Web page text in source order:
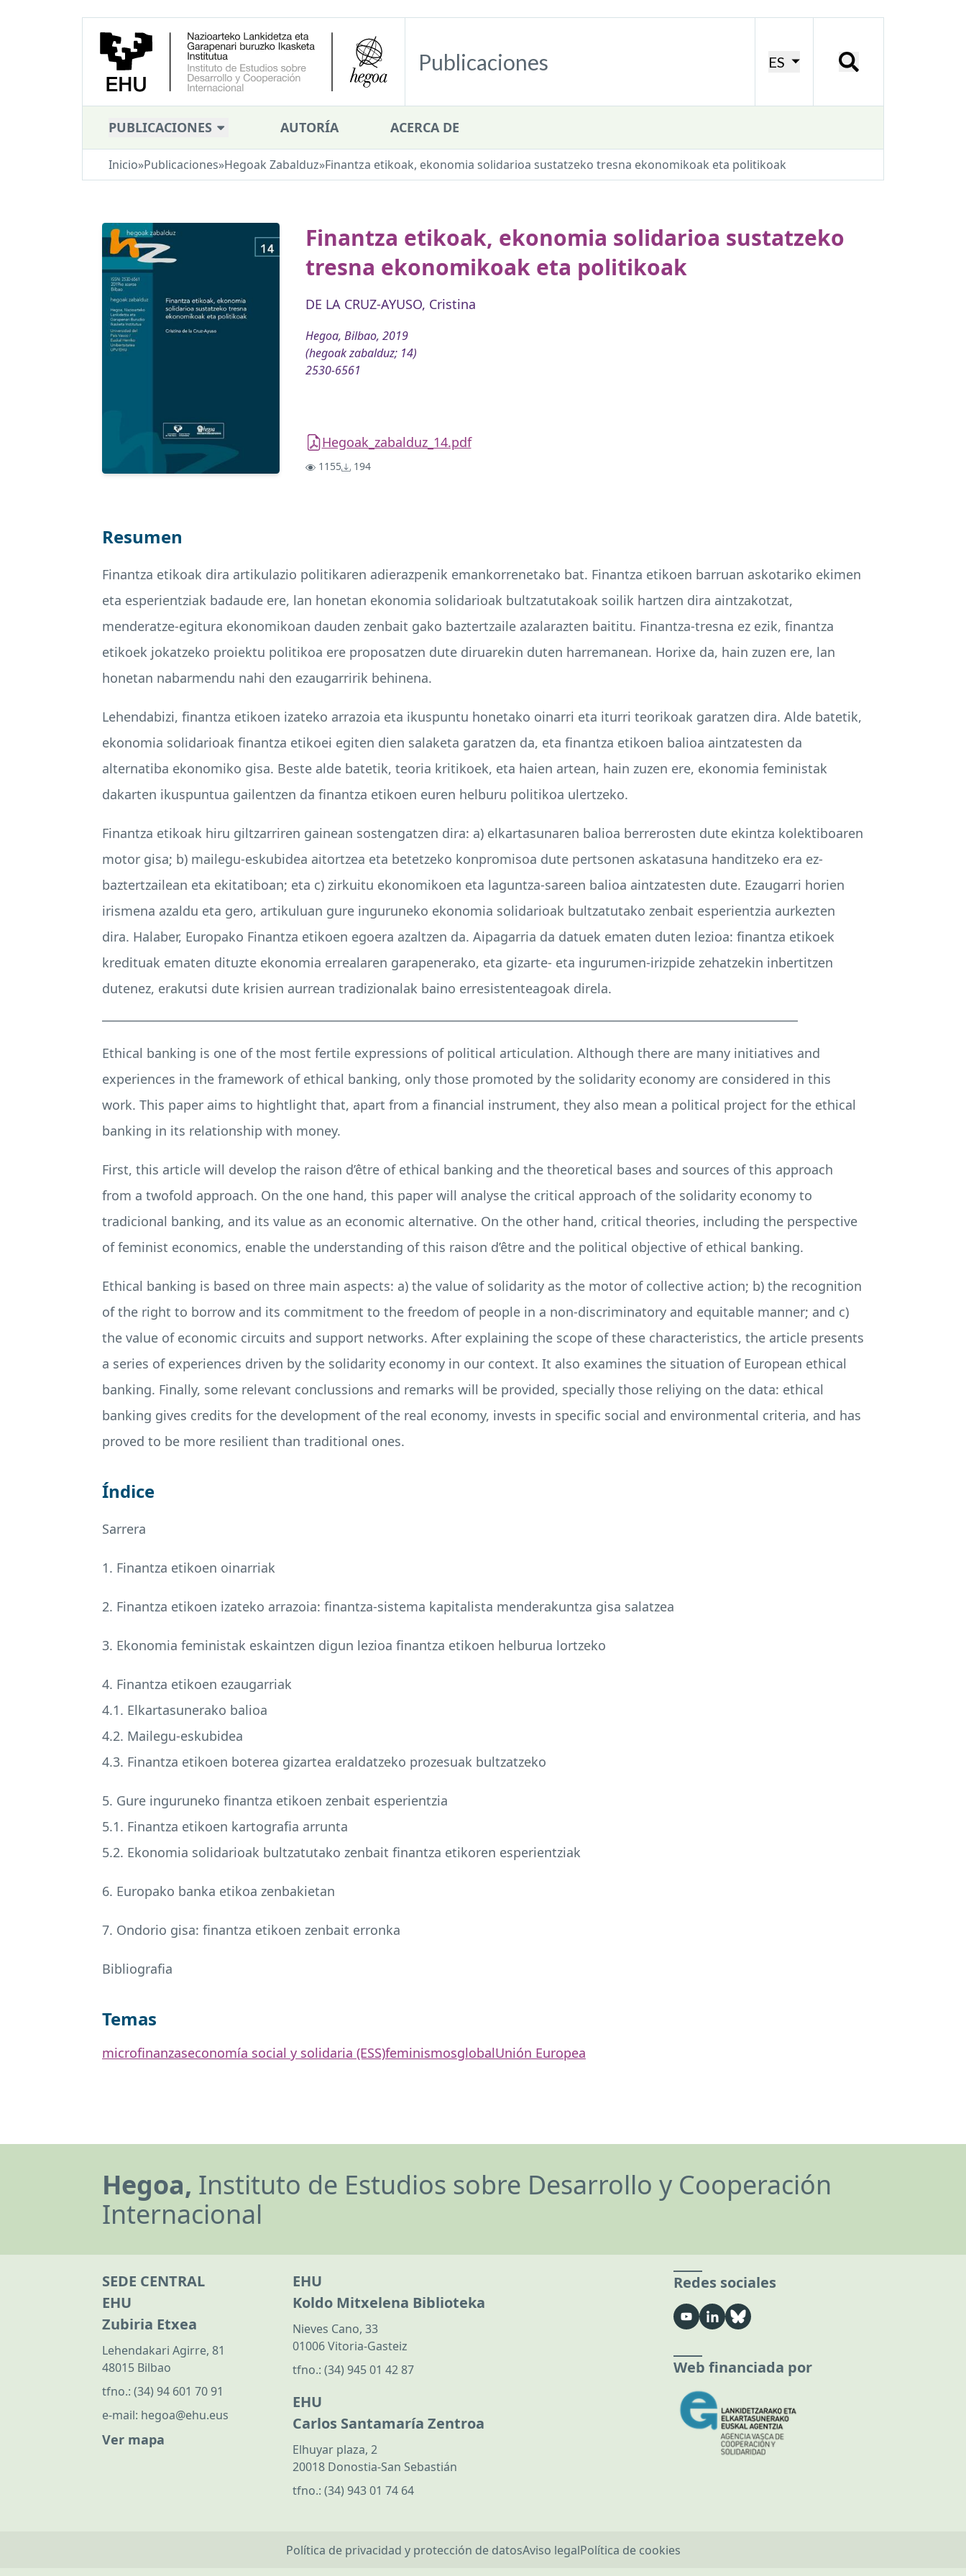
Publicaciones ES
PUBLICACIONES AUTORÍA ACERCA DE
Inicio»Publicaciones»Hegoak Zabalduz»Finantza etikoak, ekonomia solidarioa sustatzeko tresna ekonomikoak eta politikoak
Finantza etikoak, ekonomia solidarioa sustatzeko
tresna ekonomikoak eta politikoak
DE LA CRUZ-AYUSO, Cristina
Hegoa, Bilbao, 2019
(hegoak zabalduz; 14)
2530-6561
Hegoak_zabalduz_14.pdf
1155 194
Resumen
Finantza etikoak dira artikulazio politikaren adierazpenik emankorrenetako bat. Finantza etikoen barruan askotariko ekimen
eta esperientziak badaude ere, lan honetan ekonomia solidarioak bultzatutakoak soilik hartzen dira aintzakotzat,
menderatze-egitura ekonomikoan dauden zenbait gako baztertzaile azalarazten baititu. Finantza-tresna ez ezik, finantza
etikoek jokatzeko proiektu politikoa ere proposatzen dute diruarekin duten harremanean. Horixe da, hain zuzen ere, lan
honetan nabarmendu nahi den ezaugarririk behinena.
Lehendabizi, finantza etikoen izateko arrazoia eta ikuspuntu honetako oinarri eta iturri teorikoak garatzen dira. Alde batetik,
ekonomia solidarioak finantza etikoei egiten dien salaketa garatzen da, eta finantza etikoen balioa aintzatesten da
alternatiba ekonomiko gisa. Beste alde batetik, teoria kritikoek, eta haien artean, hain zuzen ere, ekonomia feministak
dakarten ikuspuntua gailentzen da finantza etikoen euren helburu politikoa ulertzeko.
Finantza etikoak hiru giltzarriren gainean sostengatzen dira: a) elkartasunaren balioa berrerosten dute ekintza kolektiboaren
motor gisa; b) mailegu-eskubidea aitortzea eta betetzeko konpromisoa dute pertsonen askatasuna handitzeko era ez-
baztertzailean eta ekitatiboan; eta c) zirkuitu ekonomikoen eta laguntza-sareen balioa aintzatesten dute. Ezaugarri horien
irismena azaldu eta gero, artikuluan gure inguruneko ekonomia solidarioak bultzatutako zenbait esperientzia aurkezten
dira. Halaber, Europako Finantza etikoen egoera azaltzen da. Aipagarria da datuek ematen duten lezioa: finantza etikoek
kredituak ematen dituzte ekonomia errealaren garapenerako, eta gizarte- eta ingurumen-irizpide zehatzekin inbertitzen
dutenez, erakutsi dute krisien aurrean tradizionalak baino erresistenteagoak direla.
Ethical banking is one of the most fertile expressions of political articulation. Although there are many initiatives and
experiences in the framework of ethical banking, only those promoted by the solidarity economy are considered in this
work. This paper aims to hightlight that, apart from a financial instrument, they also mean a political project for the ethical
banking in its relationship with money.
First, this article will develop the raison d’être of ethical banking and the theoretical bases and sources of this approach
from a twofold approach. On the one hand, this paper will analyse the critical approach of the solidarity economy to
tradicional banking, and its value as an economic alternative. On the other hand, critical theories, including the perspective
of feminist economics, enable the understanding of this raison d’être and the political objective of ethical banking.
Ethical banking is based on three main aspects: a) the value of solidarity as the motor of collective action; b) the recognition
of the right to borrow and its commitment to the freedom of people in a non-discriminatory and equitable manner; and c)
the value of economic circuits and support networks. After explaining the scope of these characteristics, the article presents
a series of experiences driven by the solidarity economy in our context. It also examines the situation of European ethical
banking. Finally, some relevant conclussions and remarks will be provided, specially those reliying on the data: ethical
banking gives credits for the development of the real economy, invests in specific social and environmental criteria, and has
proved to be more resilient than traditional ones.
Índice
Sarrera
1. Finantza etikoen oinarriak
2. Finantza etikoen izateko arrazoia: finantza-sistema kapitalista menderakuntza gisa salatzea
3. Ekonomia feministak eskaintzen digun lezioa finantza etikoen helburua lortzeko
4. Finantza etikoen ezaugarriak
4.1. Elkartasunerako balioa
4.2. Mailegu-eskubidea
4.3. Finantza etikoen boterea gizartea eraldatzeko prozesuak bultzatzeko
5. Gure inguruneko finantza etikoen zenbait esperientzia
5.1. Finantza etikoen kartografia arrunta
5.2. Ekonomia solidarioak bultzatutako zenbait finantza etikoren esperientziak
6. Europako banka etikoa zenbakietan
7. Ondorio gisa: finantza etikoen zenbait erronka
Bibliografia
Temas
microfinanzaseconomía social y solidaria (ESS)feminismosglobalUnión Europea
Hegoa, Instituto de Estudios sobre Desarrollo y Cooperación
Internacional
SEDE CENTRAL
EHU
Zubiria Etxea
Lehendakari Agirre, 81
48015 Bilbao
tfno.: (34) 94 601 70 91
e-mail: hegoa@ehu.eus
Ver mapa
EHU
Koldo Mitxelena Biblioteka
Nieves Cano, 33
01006 Vitoria-Gasteiz
tfno.: (34) 945 01 42 87
EHU
Carlos Santamaría Zentroa
Elhuyar plaza, 2
20018 Donostia-San Sebastián
tfno.: (34) 943 01 74 64
Redes sociales
Web financiada por
Política de privacidad y protección de datosAviso legalPolítica de cookies